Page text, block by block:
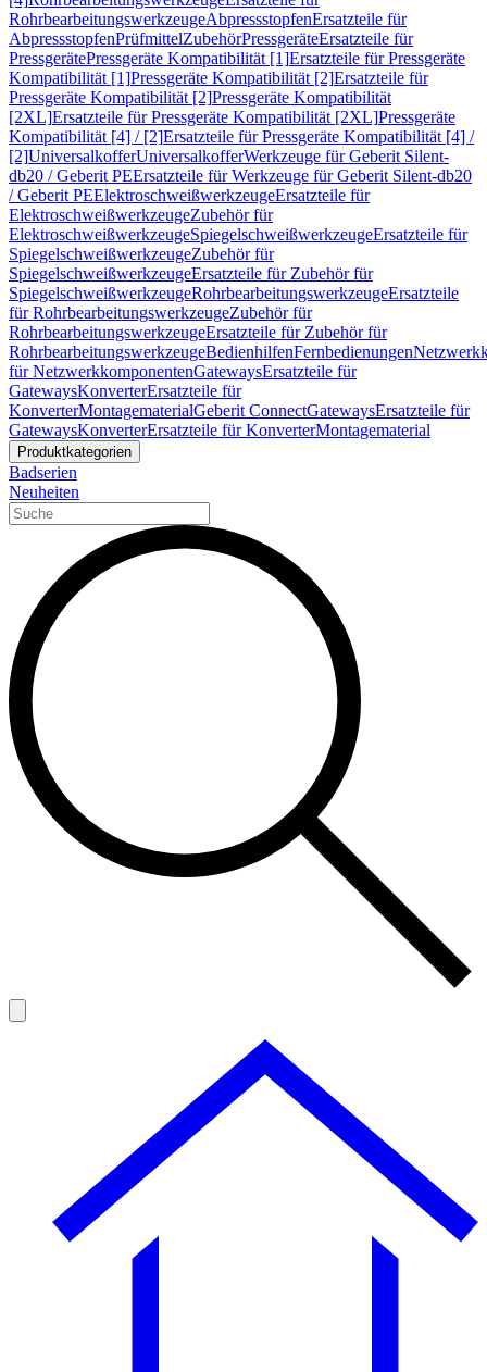
RohrbearbeitungswerkzeugeAbpressstopfenErsatzteile für
AbpressstopfenPrüfmittelZubehörPressgeräteErsatzteile für
PressgerätePressgeräte Kompatibilität [1]Ersatzteile für Pressgeräte
Kompatibilität [1]Pressgeräte Kompatibilität [2]Ersatzteile für
Pressgeräte Kompatibilität [2]Pressgeräte Kompatibilität
[2XL]Ersatzteile für Pressgeräte Kompatibilität [2XL]Pressgeräte
Kompatibilität [4] / [2]Ersatzteile für Pressgeräte Kompatibilität [4] /
[2]UniversalkofferUniversalkofferWerkzeuge für Geberit Silent-
db20 / Geberit PEErsatzteile für Werkzeuge für Geberit Silent-db20
/ Geberit PEElektroschweißwerkzeugeErsatzteile für
ElektroschweißwerkzeugeZubehör für
ElektroschweißwerkzeugeSpiegelschweißwerkzeugeErsatzteile für
SpiegelschweißwerkzeugeZubehör für
SpiegelschweißwerkzeugeErsatzteile für Zubehör für
SpiegelschweißwerkzeugeRohrbearbeitungswerkzeugeErsatzteile
für RohrbearbeitungswerkzeugeZubehör für
RohrbearbeitungswerkzeugeErsatzteile für Zubehör für
RohrbearbeitungswerkzeugeBedienhilfenFernbedienungen
für NetzwerkkomponentenGatewaysErsatzteile für
GatewaysKonverterErsatzteile für
KonverterMontagematerialGeberit ConnectGatewaysErsatzteile für
GatewaysKonverterErsatzteile für KonverterMontagematerial
Produktkategorien
Badserien
Neuheiten